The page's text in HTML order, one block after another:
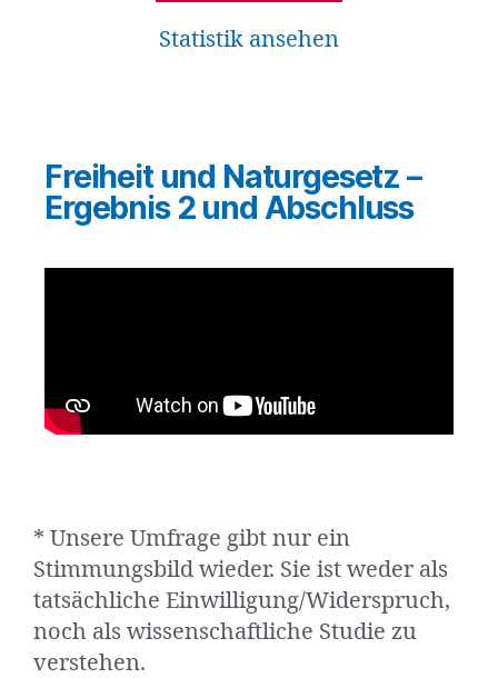
Statistik ansehen
Freiheit und Naturgesetz –
Ergebnis 2 und Abschluss
* Unsere Umfrage gibt nur ein
Stimmungsbild wieder. Sie ist weder als
tatsächliche Einwilligung/Widerspruch,
noch als wissenschaftliche Studie zu
verstehen.